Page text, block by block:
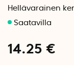
Hellävarainen
14.25 €